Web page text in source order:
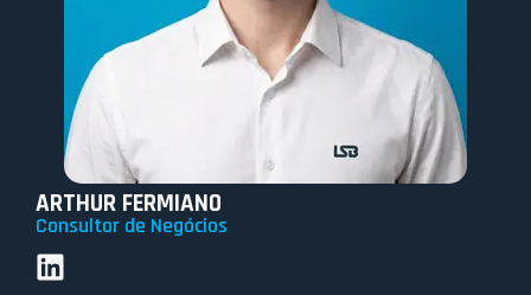
ARTHUR FERMIANO
Consultor de Negócios